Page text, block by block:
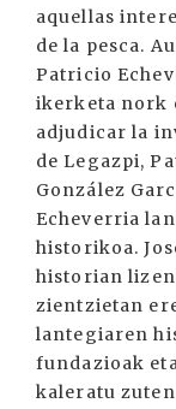
aquellas
de la pesca.
Patricio
ikerketa nork
adjudicar la
de Legazpi,
González
Echeverria
historikoa.
historian
zientzietan
lantegiaren
fundazioak
kaleratu